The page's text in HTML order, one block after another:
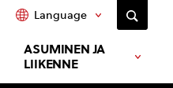
ASUMINEN JA
LIIKENNE
Language